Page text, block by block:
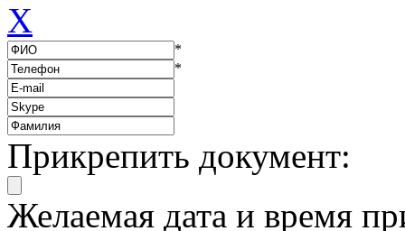
X
*
*
Прикрепить документ:
Желаемая дата и время